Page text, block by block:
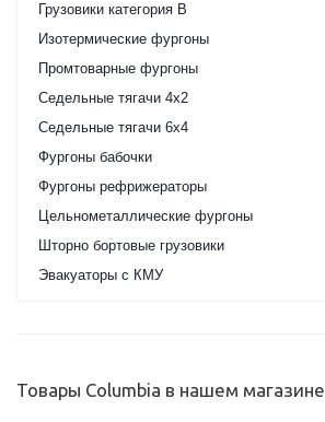
Грузовики категория B
Изотермические фургоны
Промтоварные фургоны
Седельные тягачи 4х2
Седельные тягачи 6х4
Фургоны бабочки
Фургоны рефрижераторы
Цельнометаллические фургоны
Шторно бортовые грузовики
Эвакуаторы с КМУ
Товары Columbia в нашем магазине